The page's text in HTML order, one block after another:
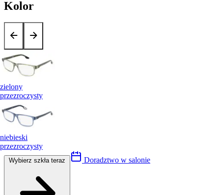
Kolor
zielony
przezroczysty
niebieski
przezroczysty
Doradztwo w salonie